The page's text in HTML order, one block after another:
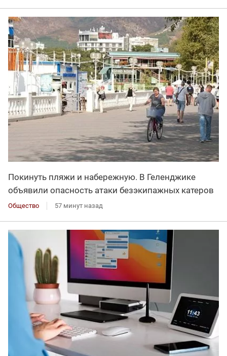
Покинуть пляжи и набережную. В Геленджике
объявили опасность атаки безэкипажных катеров
Общество 57 минут назад